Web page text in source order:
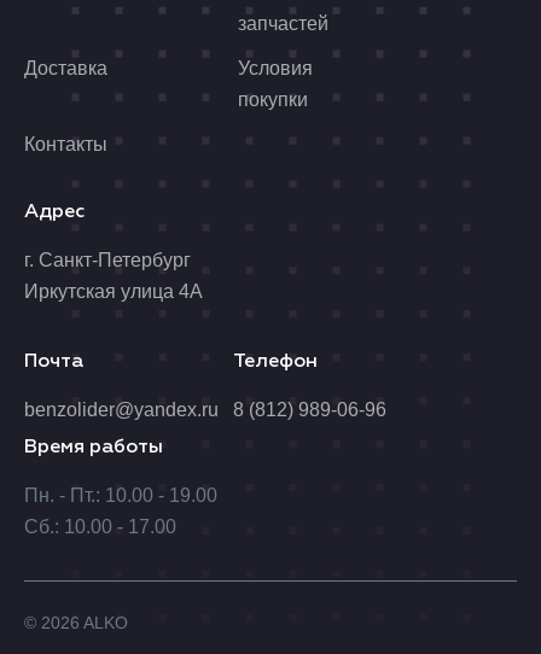
запчастей
Доставка
Условия
покупки
Контакты
Адрес
г. Санкт-Петербург
Иркутская улица 4А
Время работы
Пн. - Пт.: 10.00 - 19.00
Сб.: 10.00 - 17.00
Почта
benzolider@yandex.ru
Телефон
8 (812) 989-06-96
© 2026 ALKO